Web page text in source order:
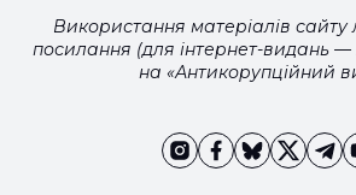
Використання матеріалів
посилання (для інтернет-видань —
на «Антикорупційний